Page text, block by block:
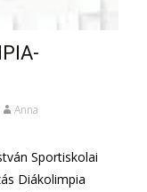
Anna
Sportiskolai
Diákolimpia